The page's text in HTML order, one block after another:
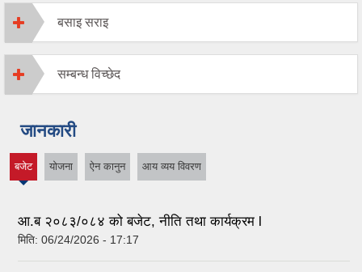
बसाइ सराइ
सम्बन्ध विच्छेद
जानकारी
बजेट योजना ऐन कानुन आय व्यय विवरण
आ.ब २०८३/०८४ को बजेट, नीति तथा कार्यक्रम l
मिति: 06/24/2026 - 17:17